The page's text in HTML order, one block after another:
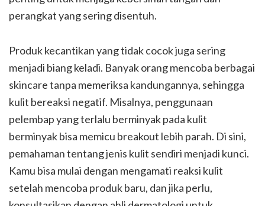
perangkat yang sering disentuh.
Produk kecantikan yang tidak cocok juga sering
menjadi biang keladi. Banyak orang mencoba berbagai
skincare tanpa memeriksa kandungannya, sehingga
kulit bereaksi negatif. Misalnya, penggunaan
pelembap yang terlalu berminyak pada kulit
berminyak bisa memicu breakout lebih parah. Di sini,
pemahaman tentang jenis kulit sendiri menjadi kunci.
Kamu bisa mulai dengan mengamati reaksi kulit
setelah mencoba produk baru, dan jika perlu,